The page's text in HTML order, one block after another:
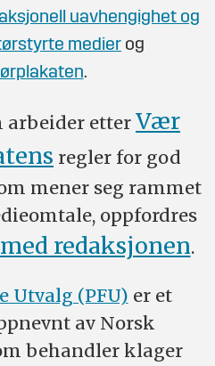
uavhengighet og
medier og
.
arbeider etter Vær
regler for god
mener seg rammet
oppfordres
redaksjonen.
Utvalg (PFU) er et
av Norsk
behandler klager